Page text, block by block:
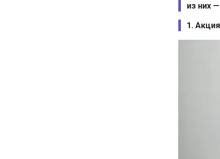
из них
1.